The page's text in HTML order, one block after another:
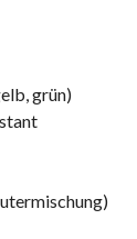
grün)